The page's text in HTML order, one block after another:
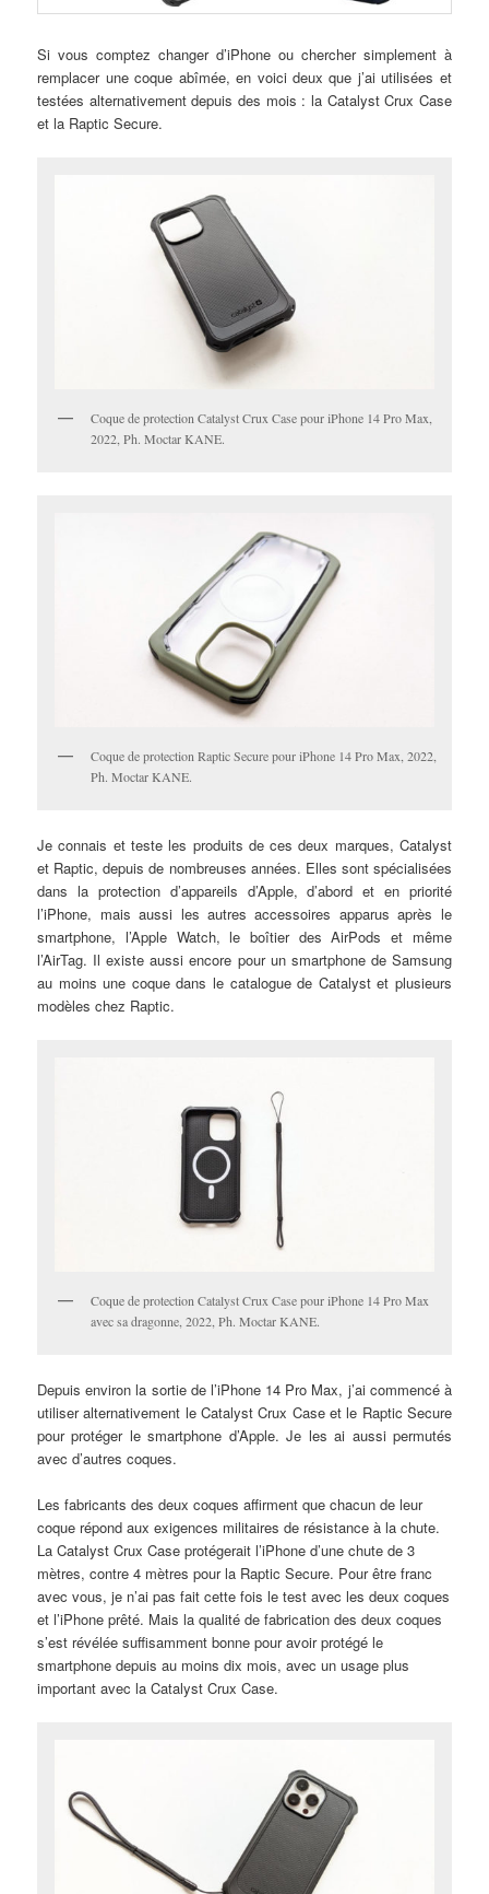
Si vous comptez changer d’iPhone ou chercher simplement à
remplacer une coque abîmée, en voici deux que j’ai utilisées et
testées alternativement depuis des mois : la Catalyst Crux Case
et la Raptic Secure.
Coque de protection Catalyst Crux Case pour iPhone 14 Pro Max,
2022, Ph. Moctar KANE.
Coque de protection Raptic Secure pour iPhone 14 Pro Max, 2022,
Ph. Moctar KANE.
Je connais et teste les produits de ces deux marques, Catalyst
et Raptic, depuis de nombreuses années. Elles sont spécialisées
dans la protection d’appareils d’Apple, d’abord et en priorité
l’iPhone, mais aussi les autres accessoires apparus après le
smartphone, l’Apple Watch, le boîtier des AirPods et même
l’AirTag. Il existe aussi encore pour un smartphone de Samsung
au moins une coque dans le catalogue de Catalyst et plusieurs
modèles chez Raptic.
Coque de protection Catalyst Crux Case pour iPhone 14 Pro Max
avec sa dragonne, 2022, Ph. Moctar KANE.
Depuis environ la sortie de l’iPhone 14 Pro Max, j’ai commencé à
utiliser alternativement le Catalyst Crux Case et le Raptic Secure
pour protéger le smartphone d’Apple. Je les ai aussi permutés
avec d’autres coques.
Les fabricants des deux coques affirment que chacun de leur
coque répond aux exigences militaires de résistance à la chute.
La Catalyst Crux Case protégerait l’iPhone d’une chute de 3
mètres, contre 4 mètres pour la Raptic Secure. Pour être franc
avec vous, je n’ai pas fait cette fois le test avec les deux coques
et l’iPhone prêté. Mais la qualité de fabrication des deux coques
s’est révélée suffisamment bonne pour avoir protégé le
smartphone depuis au moins dix mois, avec un usage plus
important avec la Catalyst Crux Case.